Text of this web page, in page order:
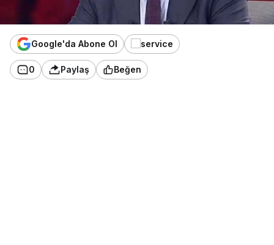
Google'da Abone Ol
0 Paylaş Beğen